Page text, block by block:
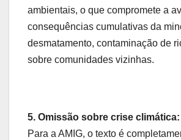
ambientais, o que compromete a
consequências cumulativas da
desmatamento, contaminação de
sobre comunidades vizinhas.
5. Omissão sobre crise climática:
Para a AMIG, o texto é